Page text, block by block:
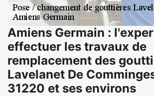
Amiens Germain :
effectuer les travaux de
remplacement des
Lavelanet De
31220 et ses environs